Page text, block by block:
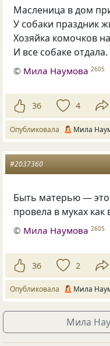
Масленица в дом
У собаки праздник
Хозяйка комочков
И все собаке отдала.
© Мила Наумова 2605
36 4
Опубликовала Мила
#2037360
Быть матерью — это
провела в муках
© Мила Наумова 2605
36 2
Опубликовала Мила
Мила